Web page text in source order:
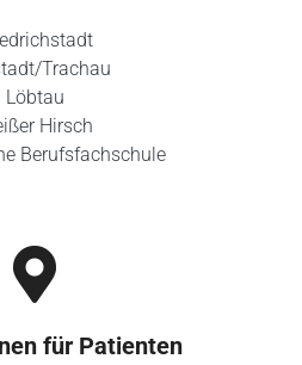
Trachau
Löbtau
Hirsch
Berufsfachschule
für Patienten